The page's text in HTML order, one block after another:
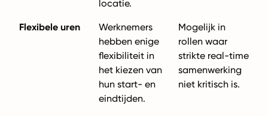
locatie.
Flexibele uren
Werknemers
hebben enige
flexibiliteit in
het kiezen van
hun start- en
eindtijden.
Mogelijk in
rollen waar
strikte real-time
samenwerking
niet kritisch is.